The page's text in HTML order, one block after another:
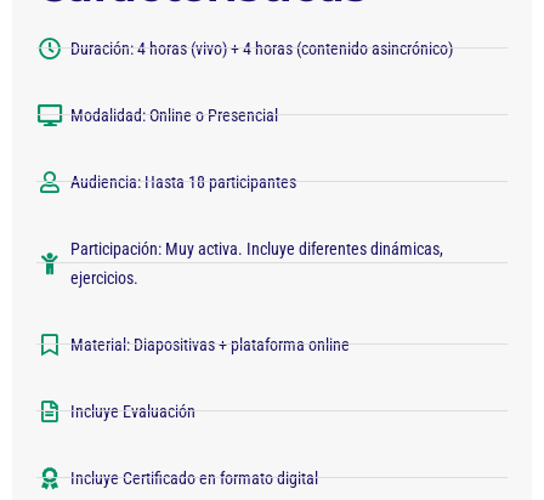
Duración: 4 horas (vivo) + 4 horas (contenido asincrónico)
Modalidad: Online o Presencial
Audiencia: Hasta 18 participantes
Participación: Muy activa. Incluye diferentes dinámicas,
ejercicios.
Material: Diapositivas + plataforma online
Incluye Evaluación
Incluye Certificado en formato digital